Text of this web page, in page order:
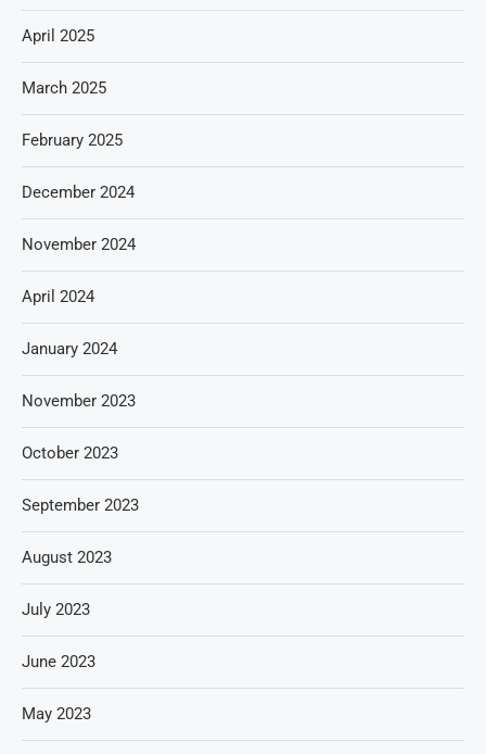
April 2025
March 2025
February 2025
December 2024
November 2024
April 2024
January 2024
November 2023
October 2023
September 2023
August 2023
July 2023
June 2023
May 2023